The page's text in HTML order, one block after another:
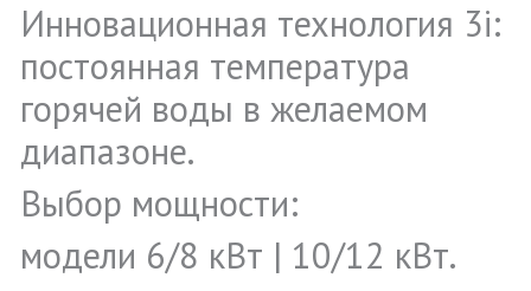
Инновационная технология 3i:
постоянная температура
горячей воды в желаемом
диапазоне.
Выбор мощности:
модели 6/8 кВт | 10/12 кВт.